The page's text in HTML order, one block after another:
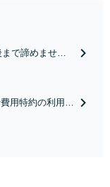
まで諦めませ
てしまう前にご
費用特約の利用＆